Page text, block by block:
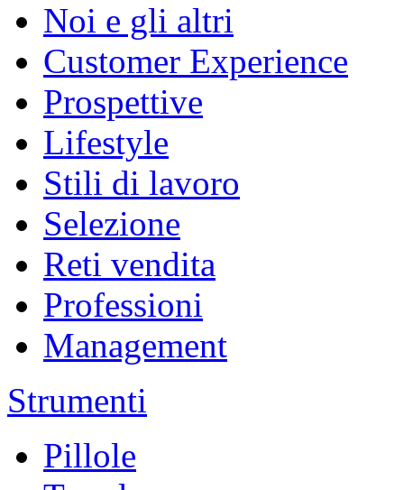
Noi e gli altri
Customer Experience
Prospettive
Lifestyle
Stili di lavoro
Selezione
Reti vendita
Professioni
Management
Strumenti
Pillole